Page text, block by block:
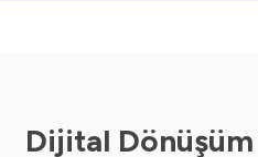
Dijital